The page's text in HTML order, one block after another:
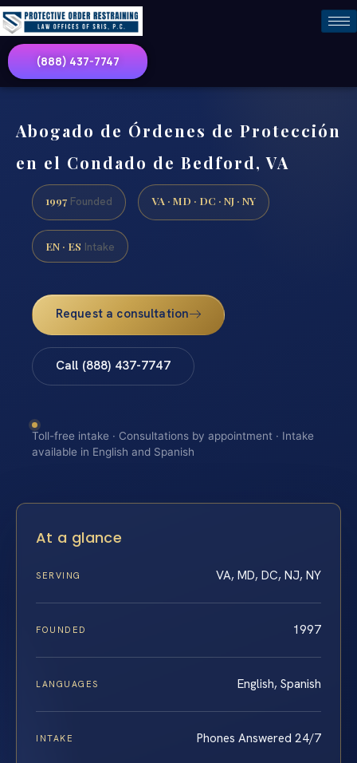
(888) 437-7747
Abogado de Órdenes de Protección
en el Condado de Bedford, VA
1997 Founded VA · MD · DC · NJ · NY
EN · ES Intake
Request a consultation
Call (888) 437-7747
Toll-free intake · Consultations by appointment · Intake
available in English and Spanish
At a glance
SERVING VA, MD, DC, NJ, NY
FOUNDED 1997
LANGUAGES English, Spanish
INTAKE Phones Answered 24/7